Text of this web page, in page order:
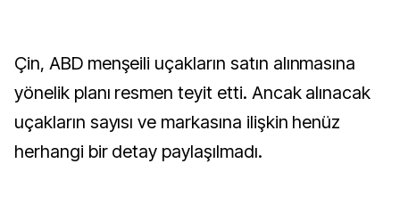
Çin, ABD menşeili uçakların satın alınmasına
yönelik planı resmen teyit etti. Ancak alınacak
uçakların sayısı ve markasına ilişkin henüz
herhangi bir detay paylaşılmadı.